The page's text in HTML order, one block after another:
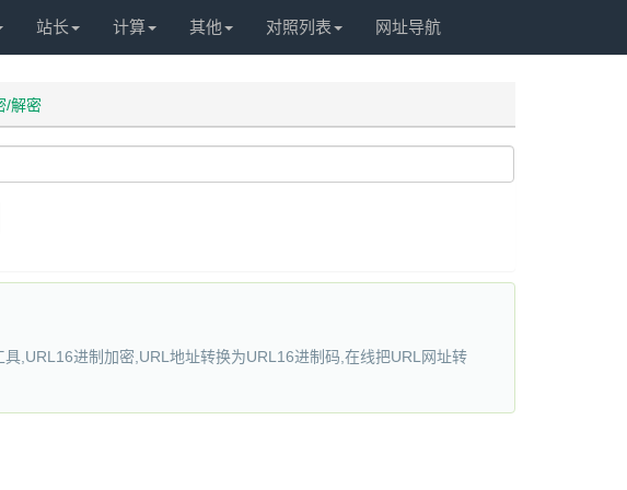
站长 计算 其他 对照列表 网址导航
/解密
,URL16进制加密,URL地址转换为URL16进制码,在线把URL网址转